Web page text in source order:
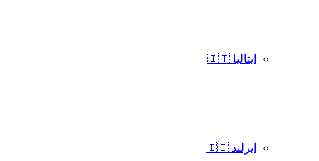
ایتالیا 🇮🇹
ایرلند 🇮🇪